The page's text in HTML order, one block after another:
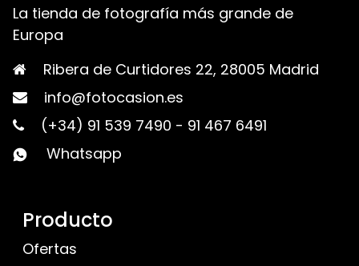
La tienda de fotografía más grande de
Europa
Ribera de Curtidores 22, 28005 Madrid
info@fotocasion.es
(+34) 91 539 7490 - 91 467 6491
Whatsapp
Producto
Ofertas